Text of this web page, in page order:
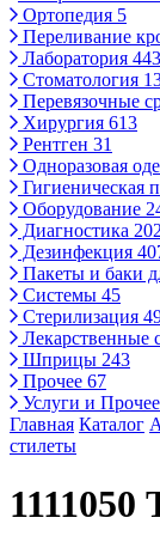
Ортопедия 5
Переливание
Лаборатория 443
Стоматология
Перевязочные
Хирургия 613
Рентген 31
Одноразовая
Гигиеническая
Оборудование
Диагностика 202
Дезинфекция
Пакеты и баки
Системы 45
Стерилизация
Лекарственные
Шприцы 243
Прочее 67
Услуги и Прочее
Главная Каталог
стилеты
1111050